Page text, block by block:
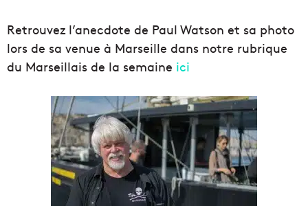
Retrouvez l’anecdote de Paul Watson et sa photo
lors de sa venue à Marseille dans notre rubrique
du Marseillais de la semaine ici